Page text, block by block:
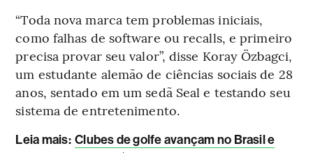
“Toda nova marca tem problemas iniciais,
como falhas de software ou recalls, e primeiro
precisa provar seu valor”, disse Koray Özbagci,
um estudante alemão de ciências sociais de 28
anos, sentado em um sedã Seal e testando seu
sistema de entretenimento.
Leia mais: Clubes de golfe avançam no Brasil e